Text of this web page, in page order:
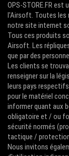
OPS-STORE.FR est
l'Airsoft. Toutes les
notre site internet
Tous ces produits
Airsoft. Les
que par des
Les clients se
renseigner sur la
leurs pays
pour le matériel
informer quant aux
obligatoire et / ou
sécurité normés
tactique /
Nous invitons